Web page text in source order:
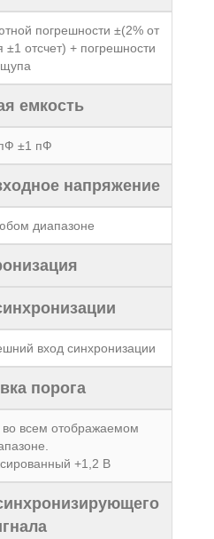
погрешности ±(2% от
отсчет) + погрешности
щупа
емкость
±1 пФ
напряжение
диапазоне
вход синхронизации
порога
всем отображаемом
+1,2 В